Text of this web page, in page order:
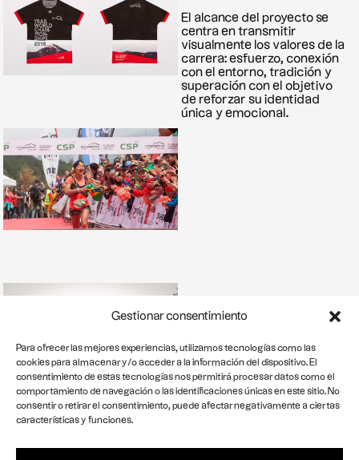
Gestionar consentimiento
Para ofrecer las mejores experiencias, utilizamos tecnologías como las
cookies para almacenar y/o acceder a la información del dispositivo. El
consentimiento de estas tecnologías nos permitirá procesar datos como el
comportamiento de navegación o las identificaciones únicas en este sitio. No
consentir o retirar el consentimiento, puede afectar negativamente a ciertas
características y funciones.
El alcance del proyecto se
centra en transmitir
visualmente los valores de la
carrera: esfuerzo, conexión
con el entorno, tradición y
superación con el objetivo
de reforzar su identidad
única y emocional.
Aviso legalPolítica de privacidad